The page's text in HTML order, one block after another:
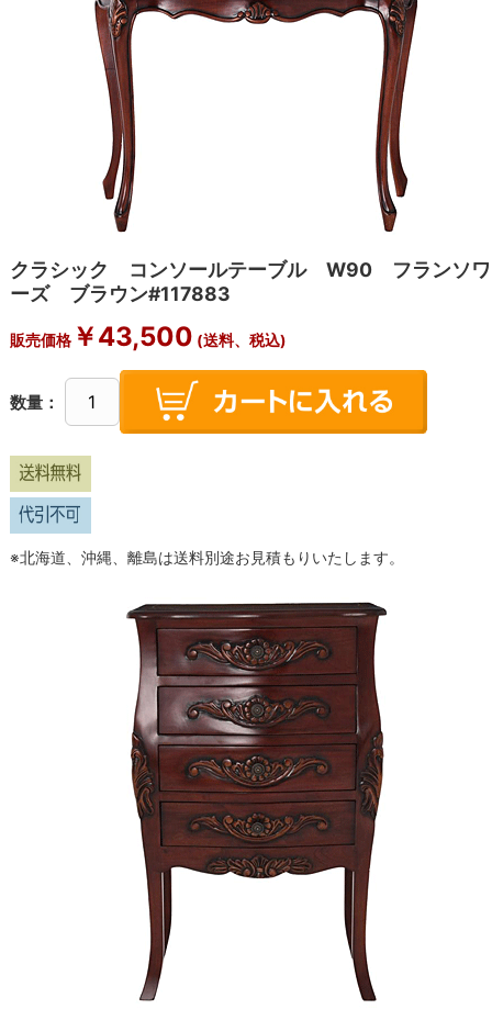
クラシック コンソールテーブル W90 フランソワ
ーズ ブラウン#117883
販売価格￥43,500 (送料、税込)
数量：
※北海道、沖縄、離島は送料別途お見積もりいたします。